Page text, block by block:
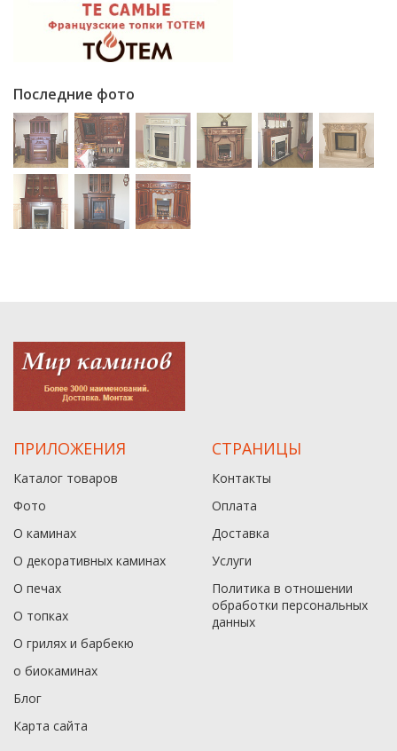
Последние фото
ПРИЛОЖЕНИЯ
Каталог товаров
Фото
О каминах
О декоративных каминах
О печах
О топках
О грилях и барбекю
о биокаминах
Блог
Карта сайта
СТРАНИЦЫ
Контакты
Оплата
Доставка
Услуги
Политика в отношении
обработки персональных
данныx